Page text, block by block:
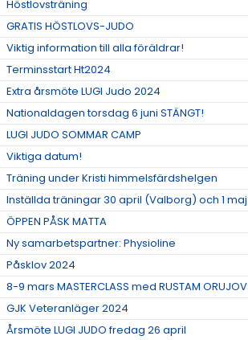
Höstlovsträning
GRATIS HÖSTLOVS-JUDO
Viktig information till alla föräldrar!
Terminsstart Ht2024
Extra årsmöte LUGI Judo 2024
Nationaldagen torsdag 6 juni STÄNGT!
LUGI JUDO SOMMAR CAMP
Viktiga datum!
Träning under Kristi himmelsfärdshelgen
Inställda träningar 30 april (Valborg) och 1 maj
ÖPPEN PÅSK MATTA
Ny samarbetspartner: Physioline
Påsklov 2024
8-9 mars MASTERCLASS med RUSTAM ORUJOV
GJK Veteranläger 2024
Årsmöte LUGI JUDO fredag 26 april